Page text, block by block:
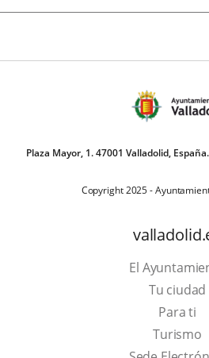
Plaza Mayor, 1. 47001 Valladolid,
Copyright 2025 -
El
Tu ciudad
Para ti
Turismo